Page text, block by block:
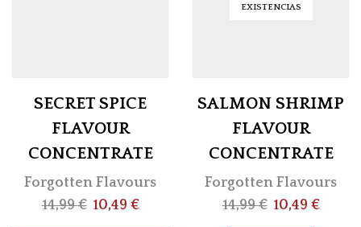
SECRET SPICE
FLAVOUR
CONCENTRATE
Forgotten Flavours
14,99€ 10,49 €
EXISTENCIAS
SALMON SHRIMP
FLAVOUR
CONCENTRATE
Forgotten Flavours
14,99€ 10,49 €